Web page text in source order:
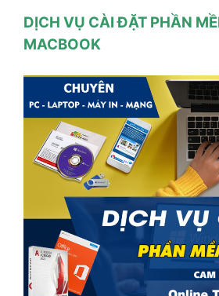
DỊCH VỤ CÀI ĐẶT PHẦN
MACBOOK